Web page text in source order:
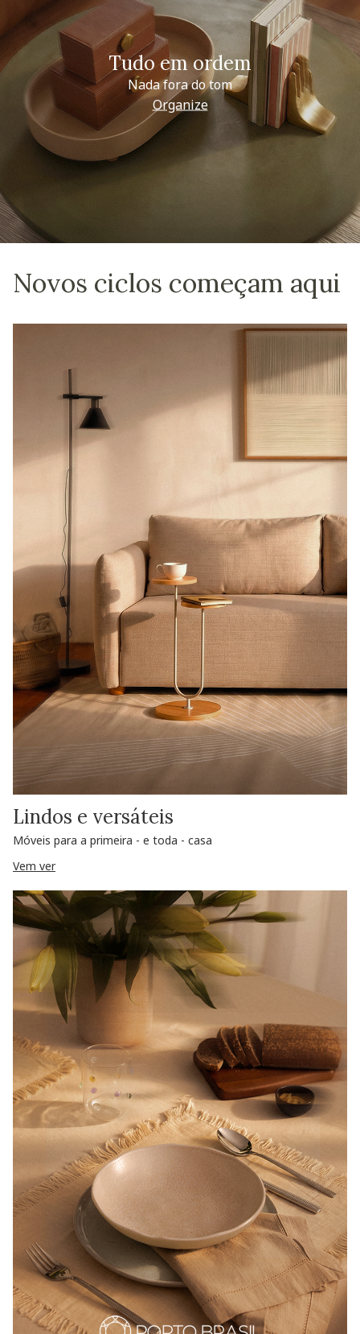
Tudo em ordem
Nada fora do tom
Organize
Novos ciclos começam aqui
Lindos e versáteis
Móveis para a primeira - e toda - casa
Vem ver